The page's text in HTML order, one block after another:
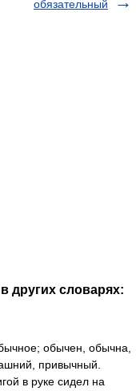
обязательный
других словарях:
обычен, обычна,
привычный.
в руке сидел на